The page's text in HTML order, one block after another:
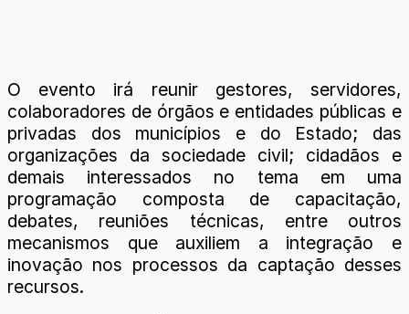
O evento irá reunir gestores, servidores,
colaboradores de órgãos e entidades públicas e
privadas dos municípios e do Estado; das
organizações da sociedade civil; cidadãos e
demais interessados no tema em uma
programação composta de capacitação,
debates, reuniões técnicas, entre outros
mecanismos que auxiliem a integração e
inovação nos processos da captação desses
recursos.